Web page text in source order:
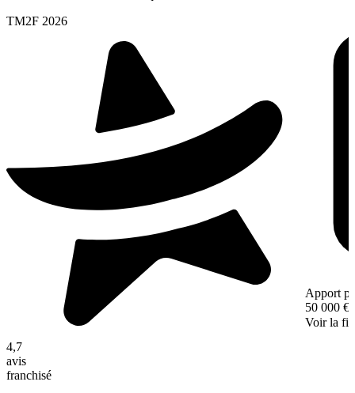
TM2F 2026
4,7
avis
franchisé
Apport
50 000 €
Voir la